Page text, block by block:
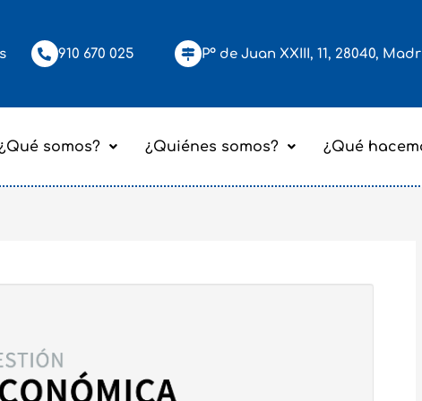
910 670 025 Pº de Juan XXIII, 11, 28040,
somos? ¿Quiénes somos? ¿Qué